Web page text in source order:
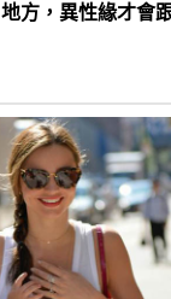
地方，異性緣才會